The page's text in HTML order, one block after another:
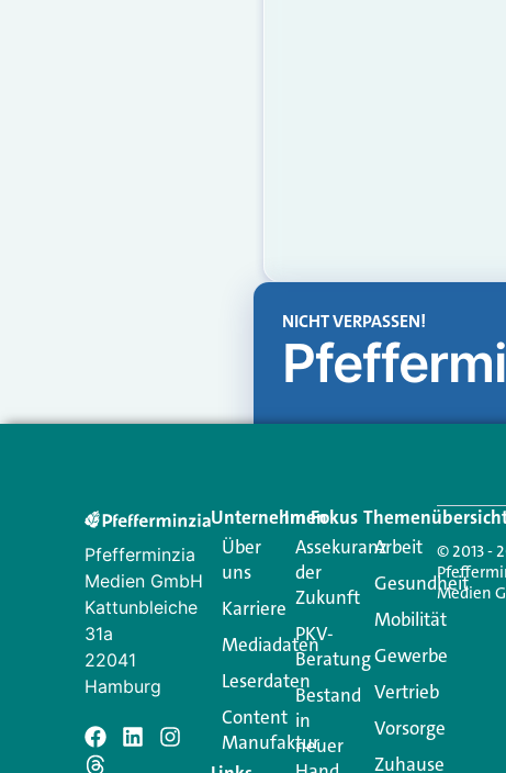
NICHT VERPASSEN!
Schreiben Sie
Pfefferminzia
Medien GmbH
Kattunbleiche
31a
22041
Hamburg
Unternehmen
Über
uns
Karriere
Mediadaten
Leserdaten
Content
Manufaktur
Im Fokus
Assekuranz
der
Zukunft
PKV-
Beratung
Bestand
in
neuer
Arbeit
Gesundheit
Mobilität
Gewerbe
Vertrieb
Vorsorge
Zuhause
© 2013 -
Medien